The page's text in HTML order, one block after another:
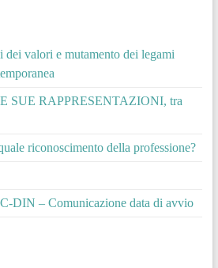
valori e mutamento dei legami
SUE RAPPRESENTAZIONI, tra
riconoscimento della professione?
DIN – Comunicazione data di avvio